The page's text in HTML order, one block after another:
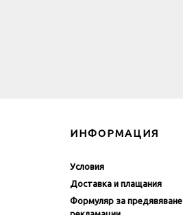
ИНФОРМАЦИЯ
Условия
Доставка и плащания
Формуляр за предявяване